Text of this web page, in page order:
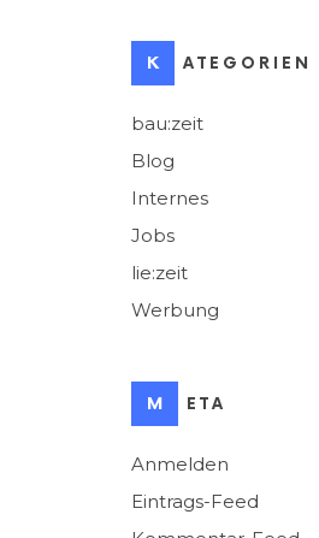
KATEGORIEN
bau:zeit
Blog
Internes
Jobs
lie:zeit
Werbung
META
Anmelden
Eintrags-Feed